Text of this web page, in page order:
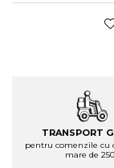
TRANSPORT
pentru comenzile cu
mare de